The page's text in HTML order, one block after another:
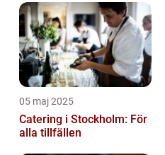
05 maj 2025
Catering i Stockholm: För
alla tillfällen